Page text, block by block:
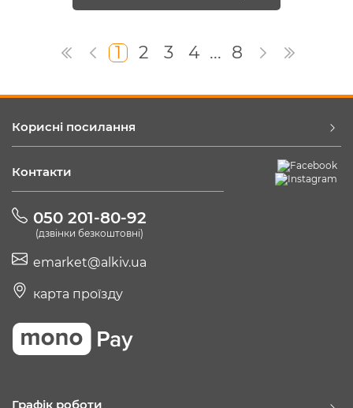
1 2 3 4 ... 8
Корисні посилання
Контакти
050 201-80-92
(дзвінки безкоштовні)
emarket@alkiv.ua
карта проїзду
Графік роботи